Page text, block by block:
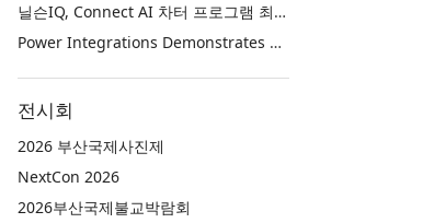
닐슨IQ, Connect AI 차터 프로그램 최초 고객사 ‘퓨리나’ 선정
Power Integrations Demonstrates World’s First 2200 V GaN Technology for Next-Era High-Voltage Power Systems
전시회
2026 부산국제사진제
NextCon 2026
2026부산국제불교박람회